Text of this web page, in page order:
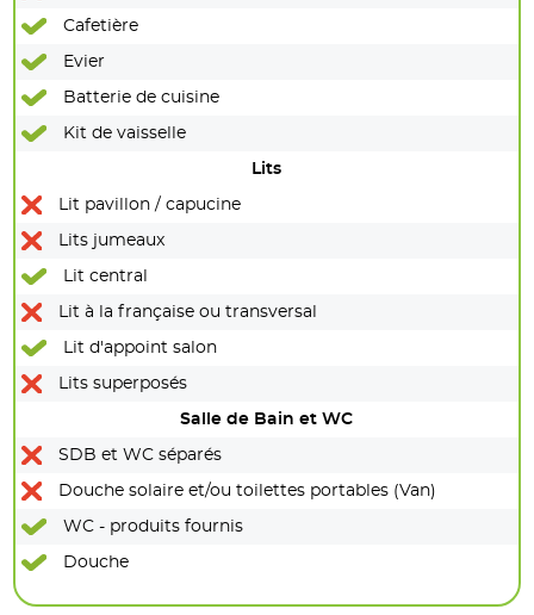
Cafetière
Evier
Batterie de cuisine
Kit de vaisselle
Lits
Lit pavillon / capucine
Lits jumeaux
Lit central
Lit à la française ou transversal
Lit d'appoint salon
Lits superposés
Salle de Bain et WC
SDB et WC séparés
Douche solaire et/ou toilettes portables (Van)
WC - produits fournis
Douche